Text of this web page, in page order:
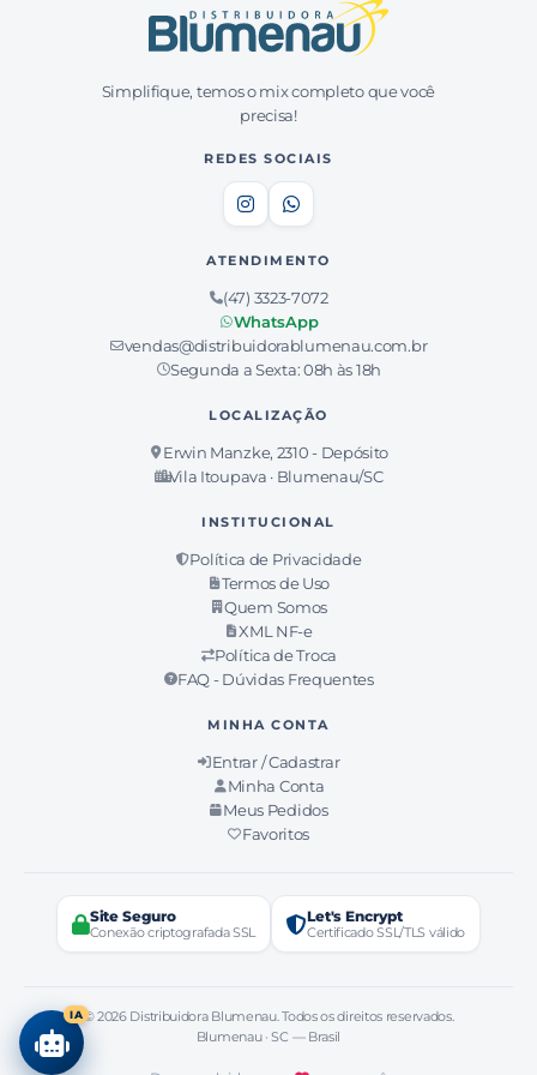
Simplifique, temos o mix completo que você
precisa!
REDES SOCIAIS
ATENDIMENTO
(47) 3323-7072
WhatsApp
vendas@distribuidorablumenau.com.br
Segunda a Sexta: 08h às 18h
LOCALIZAÇÃO
Erwin Manzke, 2310 - Depósito
Vila Itoupava · Blumenau/SC
INSTITUCIONAL
Política de Privacidade
Termos de Uso
Quem Somos
XML NF-e
Política de Troca
FAQ - Dúvidas Frequentes
MINHA CONTA
Entrar / Cadastrar
Minha Conta
Meus Pedidos
Favoritos
Site Seguro
Conexão criptografada SSL
Let's Encrypt
Certificado SSL/TLS válido
© 2026 Distribuidora Blumenau. Todos os direitos reservados.
Blumenau · SC — Brasil
IA